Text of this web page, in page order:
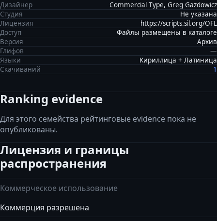
Дизайнер
Commercial Type, Greg Gazdowicz
Студия
Не указана
Лицензия
https://scripts.sil.org/OFL
Доступ
Файлы размещены в каталоге
Версия
Архив
Глифов
—
Языки
Кириллица + Латиница
Скачиваний
1
Ranking evidence
Для этого семейства рейтинговые evidence пока не
опубликованы.
Лицензия и границы
распространения
Коммерческое использование
Коммерция разрешена